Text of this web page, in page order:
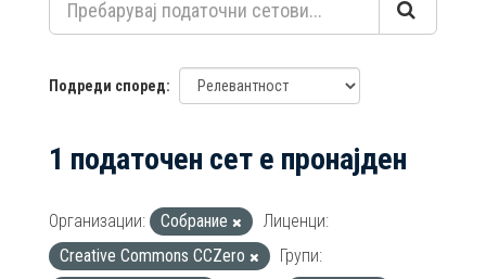
Подреди според
1 податочен сет е пронајден
Организации: Собрание
Лиценци:
Creative Commons CCZero
Групи: